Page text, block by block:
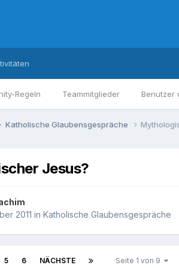
Regeln Teammitglieder Benutzer
Katholische Glaubensgespräche
Jesus?
2011 in Katholische Glaubensgespräche
5 6 NÄCHSTE Seite 1 von 9